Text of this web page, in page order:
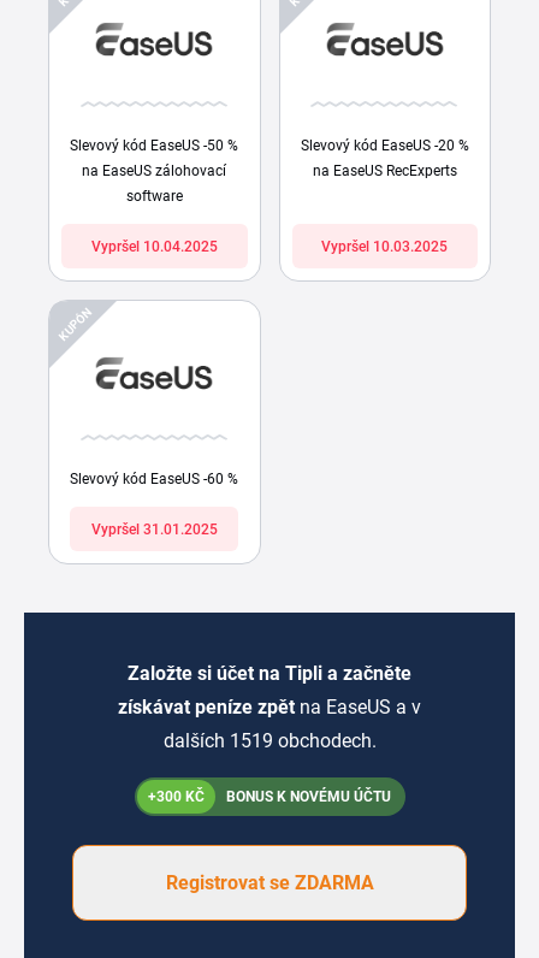
Slevový kód EaseUS -50 %
na EaseUS zálohovací
software
Vypršel 10.04.2025
Slevový kód EaseUS -20 %
na EaseUS RecExperts
Vypršel 10.03.2025
KUPÓN
Slevový kód EaseUS -60 %
Vypršel 31.01.2025
Založte si účet na Tipli a začněte
získávat peníze zpět na EaseUS a v
dalších 1519 obchodech.
+300 KČ BONUS K NOVÉMU ÚČTU
Registrovat se ZDARMA